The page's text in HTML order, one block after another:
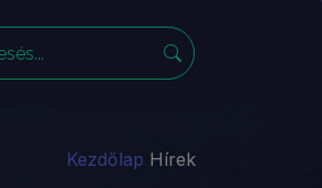
Kezdőlap Hírek